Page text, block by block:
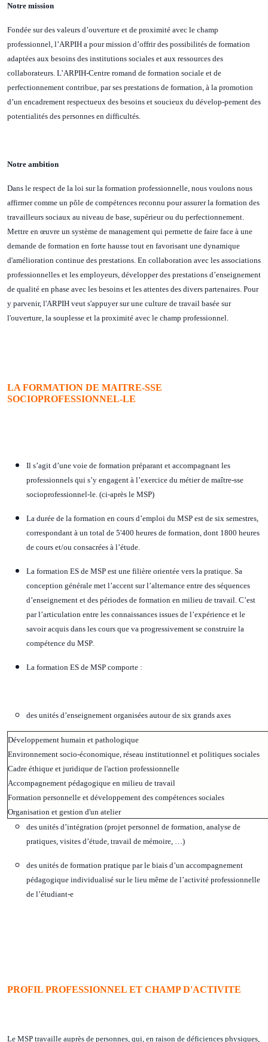
Notre mission
Fondée sur des valeurs d’ouverture et de proximité avec le champ
professionnel, l’ARPIH a pour mission d’offrir des possibilités de formation
adaptées aux besoins des institutions sociales et aux ressources des
collaborateurs. L’ARPIH-Centre romand de formation sociale et de
perfectionnement contribue, par ses prestations de formation, à la promotion
d’un encadrement respectueux des besoins et soucieux du dévelop-pement des
potentialités des personnes en difficultés.
Notre ambition
Dans le respect de la loi sur la formation professionnelle, nous voulons nous
affirmer comme un pôle de compétences reconnu pour assurer la formation des
travailleurs sociaux au niveau de base, supérieur ou du perfectionnement.
Mettre en œuvre un système de management qui permette de faire face à une
demande de formation en forte hausse tout en favorisant une dynamique
d'amélioration continue des prestations. En collaboration avec les associations
professionnelles et les employeurs, développer des prestations d’enseignement
de qualité en phase avec les besoins et les attentes des divers partenaires. Pour
y parvenir, l'ARPIH veut s'appuyer sur une culture de travail basée sur
l'ouverture, la souplesse et la proximité avec le champ professionnel.
LA FORMATION DE MAITRE-SSE
SOCIOPROFESSIONNEL-LE
Il s’agit d’une voie de formation préparant et accompagnant les
professionnels qui s’y engagent à l’exercice du métier de maître-sse
socioprofessionnel-le. (ci-après le MSP)
La durée de la formation en cours d’emploi du MSP est de six semestres,
correspondant à un total de 5'400 heures de formation, dont 1800 heures
de cours et/ou consacrées à l’étude.
La formation ES de MSP est une filière orientée vers la pratique. Sa
conception générale met l’accent sur l’alternance entre des séquences
d’enseignement et des périodes de formation en milieu de travail. C’est
par l’articulation entre les connaissances issues de l’expérience et le
savoir acquis dans les cours que va progressivement se construire la
compétence du MSP.
La formation ES de MSP comporte :
des unités d’enseignement organisées autour de six grands axes
Développement humain et pathologique
Environnement socio-économique, réseau institutionnel et politiques sociales
Cadre éthique et juridique de l'action professionnelle
Accompagnement pédagogique en milieu de travail
Formation personnelle et développement des compétences sociales
Organisation et gestion d'un atelier
des unités d’intégration (projet personnel de formation, analyse de
pratiques, visites d’étude, travail de mémoire, …)
des unités de formation pratique par le biais d’un accompagnement
pédagogique individualisé sur le lieu même de l’activité professionnelle
de l’étudiant-e
PROFIL PROFESSIONNEL ET CHAMP D'ACTIVITE
Le MSP travaille auprès de personnes, qui, en raison de déficiences physiques,